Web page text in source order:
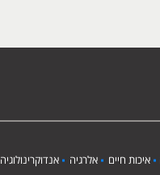
איכות חיים אלרגיה אנדוקרינולוגיה